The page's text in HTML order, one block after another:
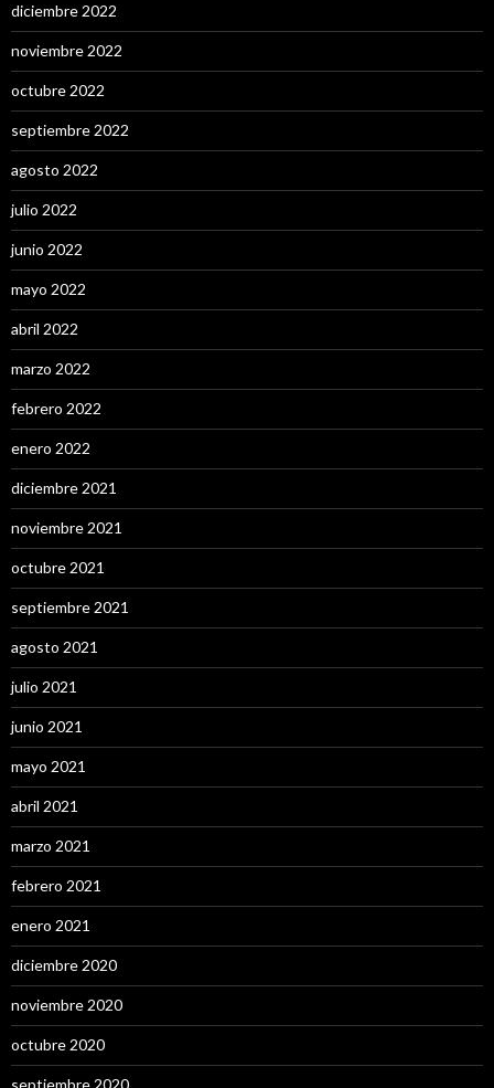
diciembre 2022
noviembre 2022
octubre 2022
septiembre 2022
agosto 2022
julio 2022
junio 2022
mayo 2022
abril 2022
marzo 2022
febrero 2022
enero 2022
diciembre 2021
noviembre 2021
octubre 2021
septiembre 2021
agosto 2021
julio 2021
junio 2021
mayo 2021
abril 2021
marzo 2021
febrero 2021
enero 2021
diciembre 2020
noviembre 2020
octubre 2020